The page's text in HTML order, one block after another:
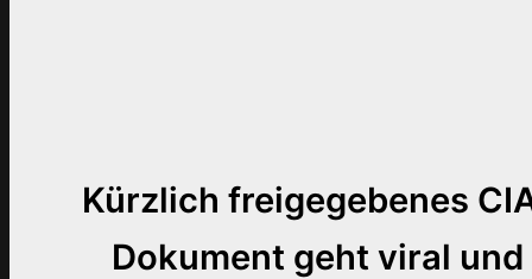
Kürzlich freigegebenes
Dokument geht viral und